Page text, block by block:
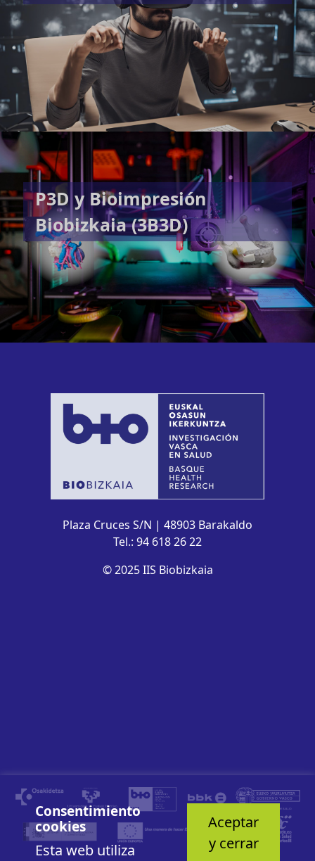
P3D y Bioimpresión
Biobizkaia (3B3D)
Plaza Cruces S/N | 48903 Barakaldo
Tel.: 94 618 26 22
© 2025 IIS Biobizkaia
Consentimiento
cookies
Esta web utiliza
Aceptar
y cerrar